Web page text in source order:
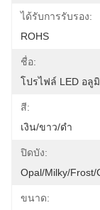
ได้รับการรับรอง:
ROHS
ชื่อ:
โปรไฟล์ LED อลู
สี:
เงิน/ขาว/ดำ
ปิดบัง:
Opal/Milky/Frost/
ขนาด: